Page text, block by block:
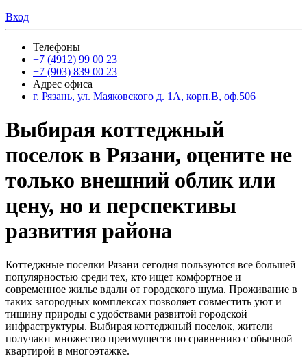
Вход
Телефоны
+7 (4912) 99 00 23
+7 (903) 839 00 23
Адрес офиса
г. Рязань, ул. Маяковского д. 1А, корп.В, оф.506
Выбирая коттеджный
поселок в Рязани, оцените не
только внешний облик или
цену, но и перспективы
развития района
Коттеджные поселки Рязани сегодня пользуются все большей
популярностью среди тех, кто ищет комфортное и
современное жилье вдали от городского шума. Проживание в
таких загородных комплексах позволяет совместить уют и
тишину природы с удобствами развитой городской
инфраструктуры. Выбирая коттеджный поселок, жители
получают множество преимуществ по сравнению с обычной
квартирой в многоэтажке.